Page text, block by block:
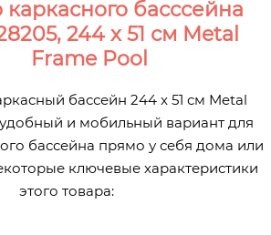
басссейна
244 x 51 см Metal
Frame Pool
бассейн 244 x 51 см Metal
и мобильный вариант для
бассейна прямо у себя дома или
ключевые характеристики
этого товара: